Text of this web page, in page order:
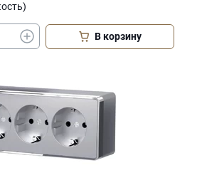
В корзину